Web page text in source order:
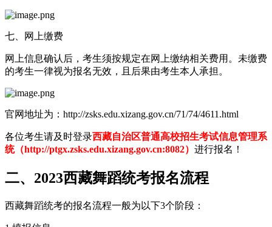
七、网上缴费
网上信息确认后，考生须按规定在网上缴纳相关费用。未缴费
的考生一律视为报名无效，且后果由考生本人承担。
官网地址为：http://zsks.edu.xizang.gov.cn/71/74/4611.html
各位考生请及时登录西藏自治区普通高校招生考试信息管理系
统（http://ptgx.zsks.edu.xizang.gov.cn:8082） 进行报名！
二、2023西藏舞蹈统考报名流程
西藏舞蹈统考的报名流程一般为以下3个阶段：